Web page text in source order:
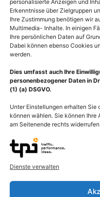
personalisierte Anzeigen und
Erkenntnisse über Zielgruppen
Ihre Zustimmung benötigen wir
Multimedia- Inhalte. In einigen
Ihre persönlichen Daten auf
Dabei können ebenso Cookies
werden.
Dies umfasst auch Ihre
personenbezogener Daten in
(1) (a) DSGVO.
Unter Einstellungen erhalten
können wählen. Sie können
am Seitenende rechts
Dienste verwalten